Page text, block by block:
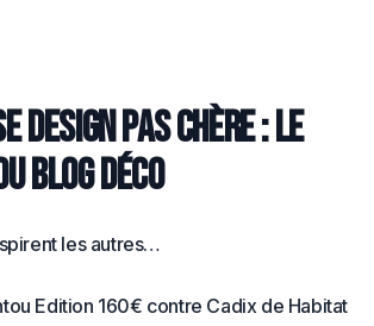
design pas chère : le
blog déco
les autres…
Edition 160€ contre Cadix de Habitat